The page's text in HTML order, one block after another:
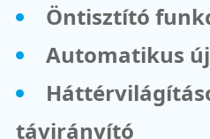
Öntisztító
Automatikus
távirányító